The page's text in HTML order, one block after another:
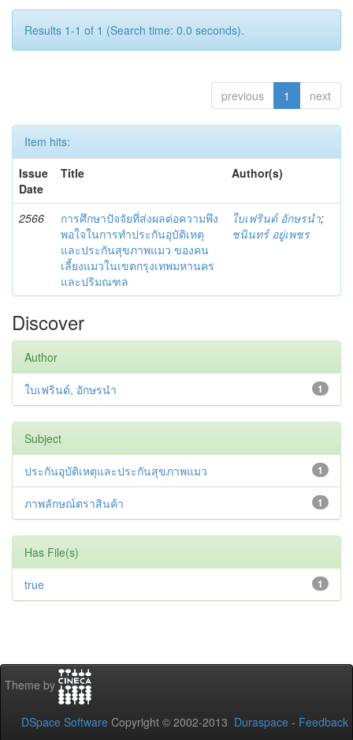
Results 1-1 of 1 (Search time: 0.0 seconds).
previous 1 next
Item hits:
Issue
Date
Title Author(s)
2566
การศึกษาปัจจัยที่ส่งผลต่อความพึง
พอใจในการทำประกันอุบัติเหตุ
และประกันสุขภาพแมว ของคน
เลี้ยงแมวในเขตกรุงเทพมหานคร
และปริมณฑล
ใบเฟรินด์ อักษรนำ;
ชนินทร์ อยู่เพชร
Discover
Author
1
ใบเฟรินด์, อักษรนำ
Subject
1
ประกันอุบัติเหตุและประกันสุขภาพแมว
1
ภาพลักษณ์ตราสินค้า
Has File(s)
1
true
Theme by
DSpace Software Copyright © 2002-2013 Duraspace - Feedback